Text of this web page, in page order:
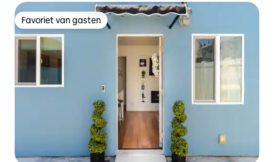
Favoriet van gasten
Favoriet van gasten